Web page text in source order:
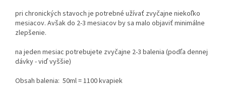
pri chronických stavoch je potrebné užívať zvyčajne niekoľko
mesiacov. Avšak do 2-3 mesiacov by sa malo objaviť minimálne
zlepšenie.
na jeden mesiac potrebujete zvyčajne 2-3 balenia (podľa dennej
dávky - viď vyššie)
Obsah balenia: 50ml = 1100 kvapiek